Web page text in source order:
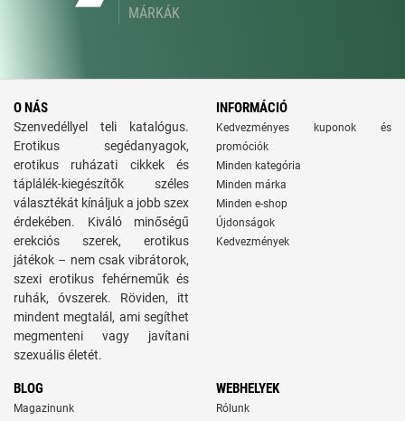
MÁRKÁK
O NÁS
Szenvedéllyel teli katalógus.
Erotikus segédanyagok,
erotikus ruházati cikkek és
táplálék-kiegészítők széles
választékát kínáljuk a jobb szex
érdekében. Kiváló minőségű
erekciós szerek, erotikus
játékok – nem csak vibrátorok,
szexi erotikus fehérneműk és
ruhák, óvszerek. Röviden, itt
mindent megtalál, ami segíthet
megmenteni vagy javítani
szexuális életét.
INFORMÁCIÓ
Kedvezményes kuponok és
promóciók
Minden kategória
Minden márka
Minden e-shop
Újdonságok
Kedvezmények
BLOG
Magazinunk
WEBHELYEK
Rólunk